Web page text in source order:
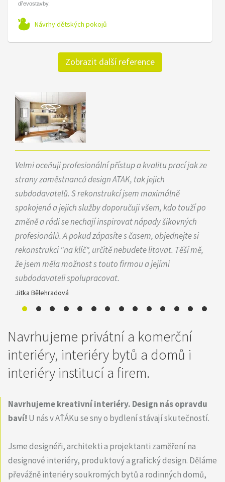
dřevostavby.
Návrhy dětských pokojů
Zobrazit další reference
Velmi oceňuji profesionální přístup a kvalitu prací jak ze
strany zaměstnanců design ATAK, tak jejich
subdodavatelů. S rekonstrukcí jsem maximálně
spokojená a jejich služby doporučuji všem, kdo touží po
změně a rádi se nechají inspirovat nápady šikovných
profesionálů. A pokud zápasíte s časem, objednejte si
rekonstrukci "na klíč", určitě nebudete litovat. Těší mě,
že jsem měla možnost s touto firmou a jejími
subdodavateli spolupracovat.
Jitka Bělehradová
Navrhujeme privátní a komerční
interiéry, interiéry bytů a domů i
interiéry institucí a firem.
Navrhujeme kreativní interiéry. Design nás opravdu
baví! U nás v AŤÁKu se sny o bydlení stávají skutečností.
Jsme designéři, architekti a projektanti zaměření na
designové interiéry, produktový a grafický design. Děláme
převážně interiéry soukromých bytů a rodinných domů,